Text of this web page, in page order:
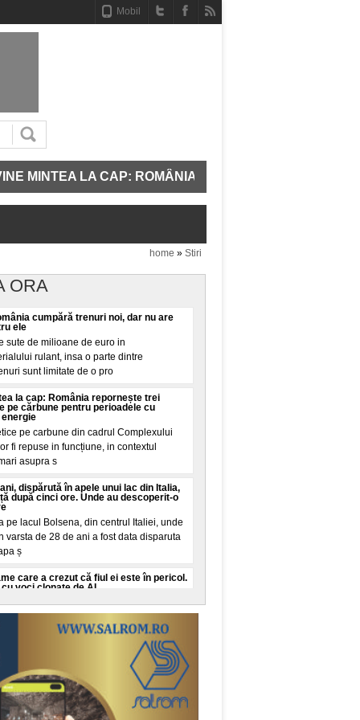
Mobil
LA CAP: ROMÂNIA REPORNEȘTE TREI UNITĂȚI
home » Stiri
ORA
cumpără trenuri noi, dar nu are
ele
sute de milioane de euro in
rulant, insa o parte dintre
sunt limitate de o pro
la cap: România repornește trei
pe cărbune pentru perioadele cu
pe carbune din cadrul Complexului
fi repuse in funcțiune, in contextul
asupra s
dispărută în apele unui lac din Italia,
după cinci ore. Unde au descoperit-o
pe lacul Bolsena, din centrul Italiei, unde
varsta de 28 de ani a fost data disparuta
ș
care a crezut că fiul ei este în pericol.
voci clonate de AI
New York, a trait cateva minute de
fiul ei in varsta de 16 ani este in pericol de
de la
româncă o vizită la urgențe în SUA:
la vreo sumă de aia nebună, exact așa
SUA a starnit dezbateri pe TikTok dupa
neașteptata pe care va trebui sa o